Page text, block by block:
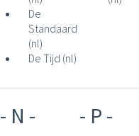
De
Standaard
(nl)
De Tijd (nl)
- N - - P -